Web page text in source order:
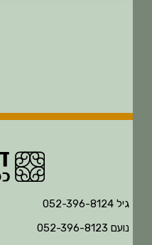
נועם 052-396-8123